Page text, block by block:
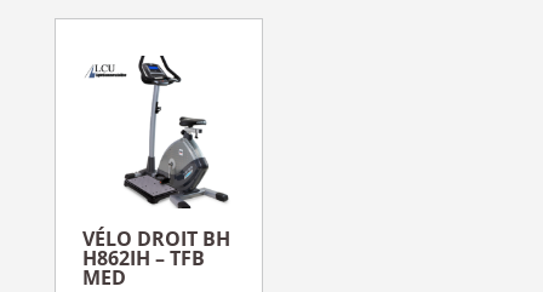
VÉLO DROIT BH
H862IH – TFB
MED